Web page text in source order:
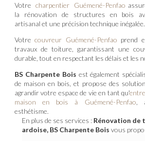
Votre charpentier Guémené-Penfao
la rénovation de structures en bois
artisanal et une précision technique inégalée.
Votrecouvreur Guémené-Penfao prend
travaux de toiture, garantissant une
durable, tout en respectant les délais et les
BS Charpente Bois est également
de maison en bois, et propose des
agrandir votre espace de vie en tant qu'
maison en bois à Guémené-Penfao ,
esthétisme.
En plus de ses services : Rénovation de
ardoise, BS Charpente Bois vous